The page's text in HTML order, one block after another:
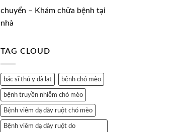
chuyển – Khám chữa bệnh tại
nhà
TAG CLOUD
bác sĩ thú y đà lạt bệnh chó mèo
bệnh truyền nhiễm chó mèo
Bệnh viêm dạ dày ruột chó mèo
Bệnh viêm dạ dày ruột do